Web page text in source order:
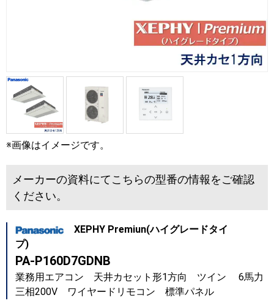
※画像はイメージです。
メーカーの資料にてこちらの型番の情報をご確認
ください。
XEPHY Premiun(ハイグレードタイ
プ)
PA-P160D7GDNB
業務用エアコン 天井カセット形1方向 ツイン 6馬力
三相200V ワイヤードリモコン 標準パネル